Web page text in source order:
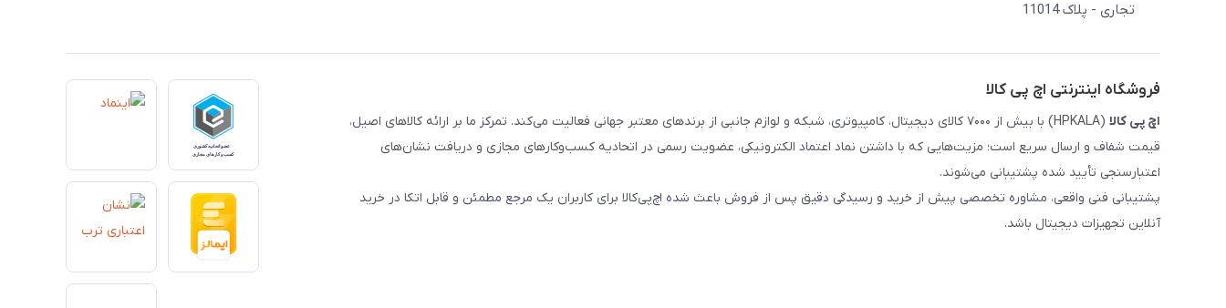
تجاری - پلاک 11014
فروشگاه اینترنتی اچ پی کالا
اچ‌ پی‌ کالا
(HPKALA) با بیش از ۷۰۰۰ کالای دیجیتال، کامپیوتری، شبکه و لوازم جانبی از برندهای معتبر جهانی فعالیت می‌کند. تمرکز ما بر ارائه کالاهای اصیل،
قیمت شفاف و ارسال سریع است؛ مزیت‌هایی که با داشتن نماد اعتماد الکترونیکی، عضویت رسمی در اتحادیه کسب‌وکارهای مجازی و دریافت نشان‌های
اعتبارسنجی تأیید شده پشتیبانی می‌شوند.
پشتیبانی فنی واقعی، مشاوره تخصصی پیش از خرید و رسیدگی دقیق پس از فروش باعث شده اچ‌پی‌کالا برای کاربران یک مرجع مطمئن و قابل اتکا در خرید
آنلاین تجهیزات دیجیتال باشد.